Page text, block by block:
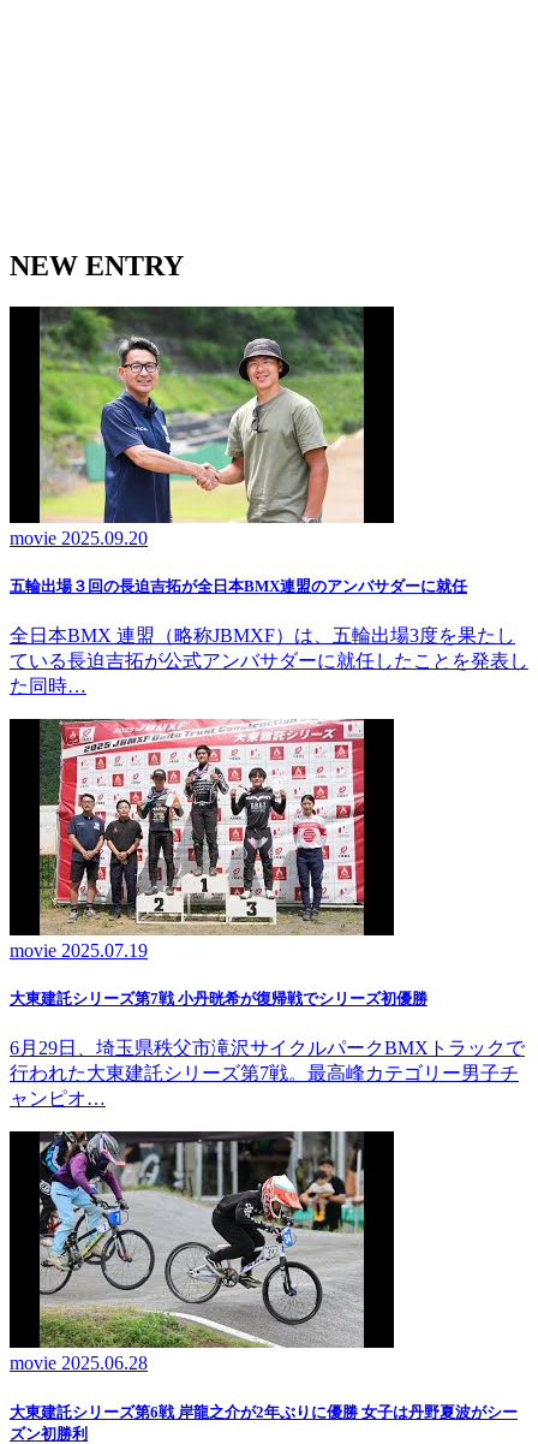
NEW ENTRY
movie 2025.09.20
五輪出場３回の長迫吉拓が全日本BMX連盟のアンバサダーに就任
全日本BMX 連盟（略称JBMXF）は、五輪出場3度を果たし
ている長迫吉拓が公式アンバサダーに就任したことを発表し
た同時…
movie 2025.07.19
大東建託シリーズ第7戦 ⼩丹晄希が復帰戦でシリーズ初優勝
6月29日、埼玉県秩父市滝沢サイクルパークBMXトラックで
行われた大東建託シリーズ第7戦。最高峰カテゴリー男子チ
ャンピオ…
movie 2025.06.28
大東建託シリーズ第6戦 岸龍之介が2年ぶりに優勝 女子は丹野夏波がシー
ズン初勝利